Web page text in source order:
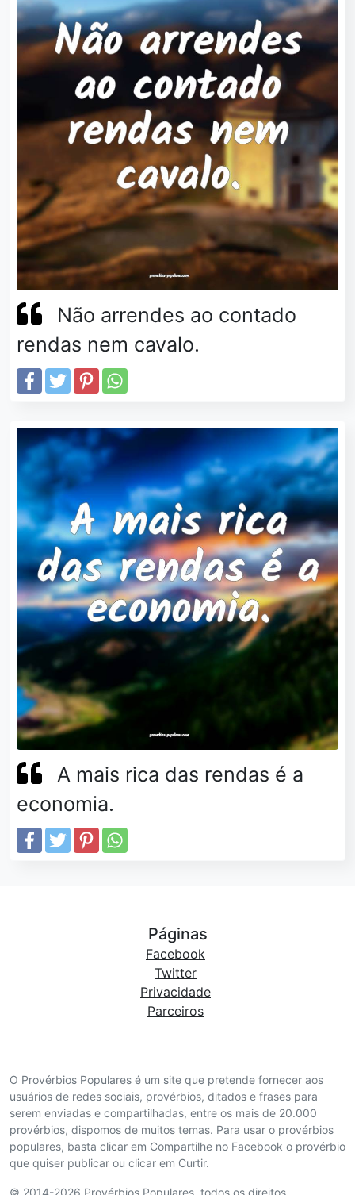
Não arrendes ao contado
rendas nem cavalo.
A mais rica das rendas é a
economia.
O Provérbios Populares é um site que pretende fornecer aos
usuários de redes sociais, provérbios, ditados e frases para
serem enviadas e compartilhadas, entre os mais de 20.000
provérbios, dispomos de muitos temas. Para usar o provérbios
populares, basta clicar em Compartilhe no Facebook o provérbio
que quiser publicar ou clicar em Curtir.
© 2014-2026 Provérbios Populares. todos os direitos
Páginas
Facebook
Twitter
Privacidade
Parceiros